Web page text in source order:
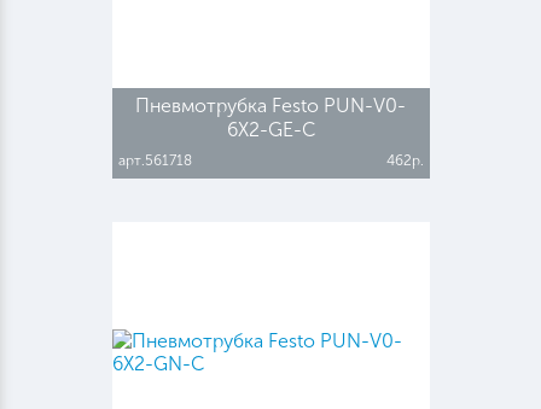
Пневмотрубка Festo PUN-V0-
6X2-GE-C
арт.561718 462р.